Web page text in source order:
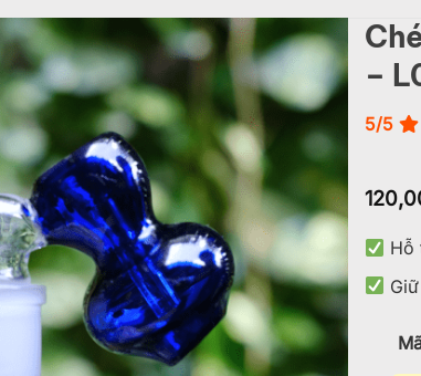
Add to
wishlist
–
5/5
Hỗ